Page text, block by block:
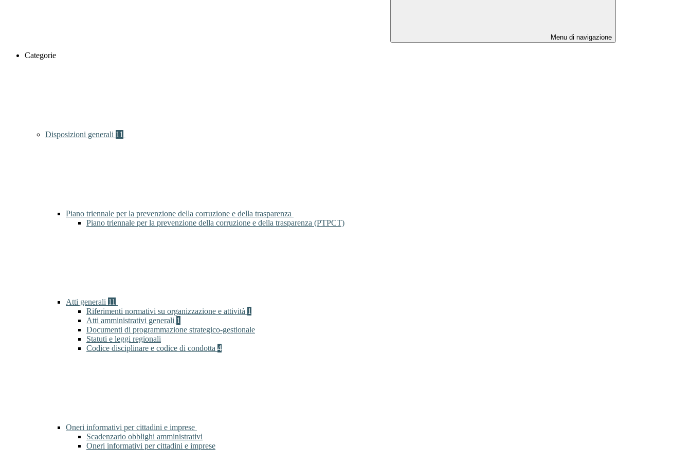
Menu di navigazione
Categorie
Disposizioni generali 11
Piano triennale per la prevenzione della corruzione e della trasparenza
Piano triennale per la prevenzione della corruzione e della trasparenza (PTPCT)
Atti generali 11
Riferimenti normativi su organizzazione e attività 1
Atti amministrativi generali 1
Documenti di programmazione strategico-gestionale
Statuti e leggi regionali
Codice disciplinare e codice di condotta 4
Oneri informativi per cittadini e imprese
Scadenzario obblighi amministrativi
Oneri informativi per cittadini e imprese